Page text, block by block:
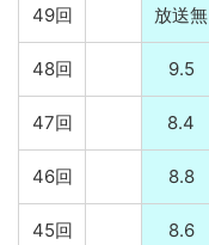
49回 放送無
48回 9.5
47回 8.4
46回 8.8
45回 8.6